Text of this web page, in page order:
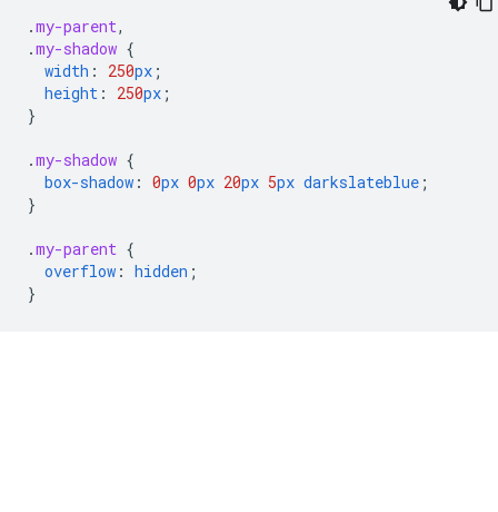
.my-parent,
.my-shadow {
width : 250px ;
height : 250px ;
}
.my-shadow {
box-shadow : 0px 0px 20px 5px darkslateblue ;
}
.my-parent {
overflow : hidden ;
}